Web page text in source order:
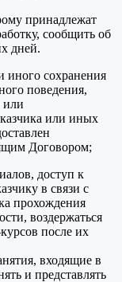
принадлежат
сообщить об
дней.
сохранения
поведения,
или
или иных
Договором;
доступ к
в связи с
прохождения
воздержаться
после их
входящие в
и представлять